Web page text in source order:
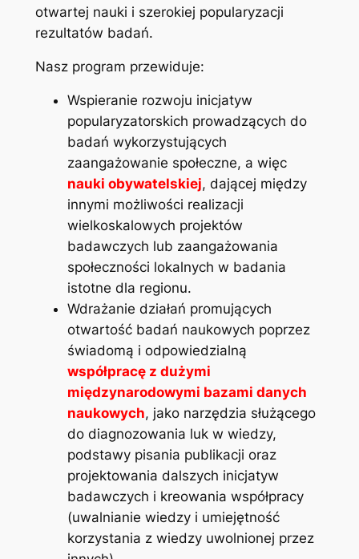
otwartej nauki i szerokiej popularyzacji
rezultatów badań.
Nasz program przewiduje:
Wspieranie rozwoju inicjatyw
popularyzatorskich prowadzących do
badań wykorzystujących
zaangażowanie społeczne, a więc
nauki obywatelskiej, dającej między
innymi możliwości realizacji
wielkoskalowych projektów
badawczych lub zaangażowania
społeczności lokalnych w badania
istotne dla regionu.
Wdrażanie działań promujących
otwartość badań naukowych poprzez
świadomą i odpowiedzialną
współpracę z dużymi
międzynarodowymi bazami danych
naukowych, jako narzędzia służącego
do diagnozowania luk w wiedzy,
podstawy pisania publikacji oraz
projektowania dalszych inicjatyw
badawczych i kreowania współpracy
(uwalnianie wiedzy i umiejętność
korzystania z wiedzy uwolnionej przez